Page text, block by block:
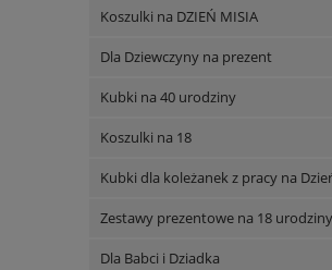
Koszulki na DZIEŃ MISIA
Dla Dziewczyny na prezent
Kubki na 40 urodziny
Koszulki na 18
Kubki dla koleżanek z pracy na
Zestawy prezentowe na 18 urodziny
Dla Babci i Dziadka